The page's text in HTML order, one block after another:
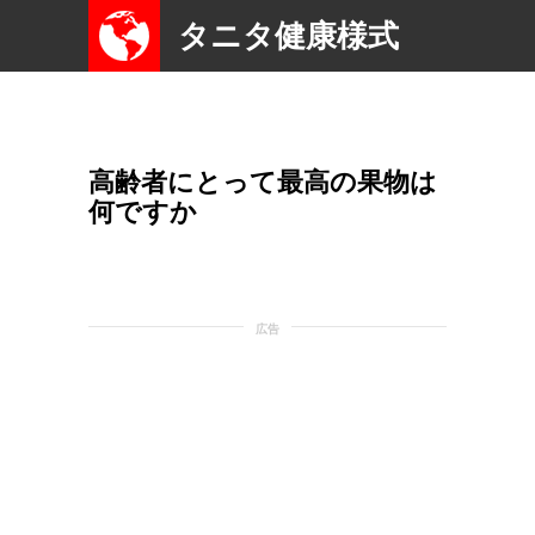
タニタ健康様式
高齢者にとって最高の果物は
何ですか
広告